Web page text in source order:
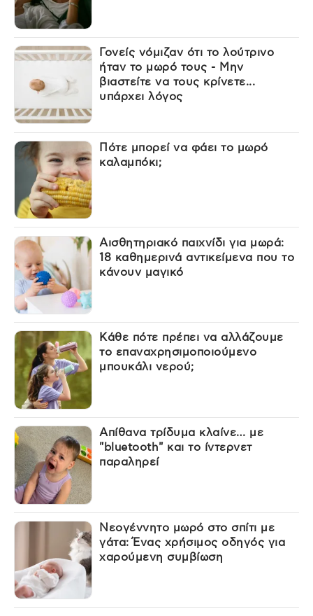
Γονείς νόμιζαν ότι το λούτρινο
ήταν το μωρό τους - Μην
βιαστείτε να τους κρίνετε...
υπάρχει λόγος
Πότε μπορεί να φάει το μωρό
καλαμπόκι;
Αισθητηριακό παιχνίδι για μωρά:
18 καθημερινά αντικείμενα που το
κάνουν μαγικό
Κάθε πότε πρέπει να αλλάζουμε
το επαναχρησιμοποιούμενο
μπουκάλι νερού;
Απίθανα τρίδυμα κλαίνε… με
"bluetooth" και το ίντερνετ
παραληρεί
Νεογέννητο μωρό στο σπίτι με
γάτα: Ένας χρήσιμος οδηγός για
χαρούμενη συμβίωση